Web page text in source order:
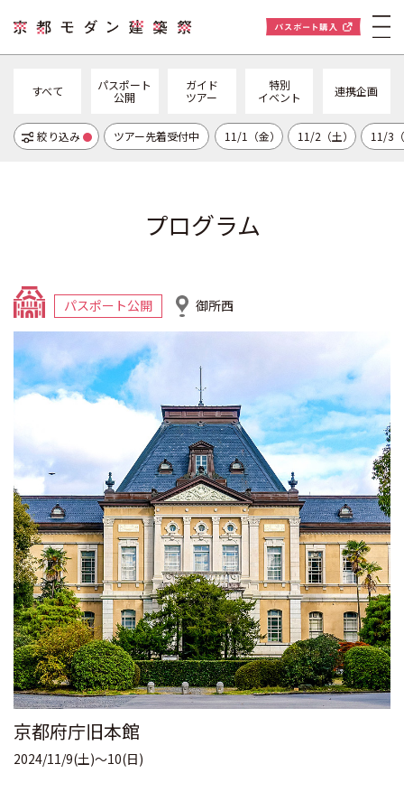
すべて
パスポート
公開
ガイド
ツアー
特別
イベント
連携企画
絞り込み ツアー先着受付中 11/1（金） 11/2（土） 11/3
プログラム
パスポート公開 御所西
京都府庁旧本館
2024/11/9(土)～10(日)